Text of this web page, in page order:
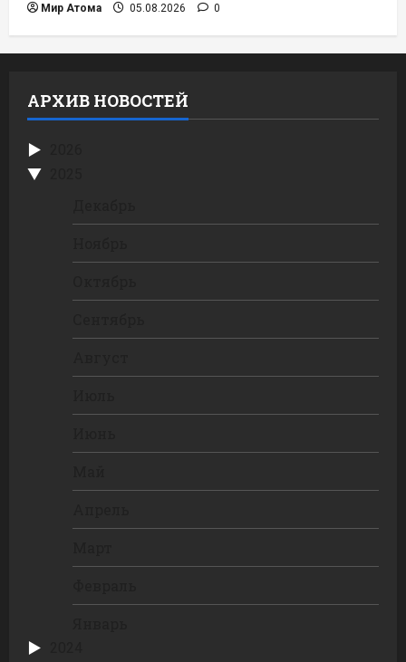
Мир Атома 05.08.2026 0
АРХИВ НОВОСТЕЙ